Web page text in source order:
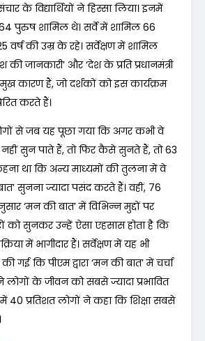
के विद्यार्थियों ने हिस्सा लिया। इनमें
पुरुष शामिल थे। सर्वे में शामिल 66
वर्ष की उम्र के रहे। सर्वेक्षण में शामिल
जानकारी’ और ‘देश के प्रति प्रधानमंत्री
कारण हैं, जो दर्शकों को इस कार्यक्रम
करते हैं।
से जब यह पूछा गया कि अगर कभी वे
सुन पाते हैं, तो फिर कैसे सुनते हैं, तो 63
था कि अन्य माध्यमों की तुलना में वे
सुनना ज्यादा पसंद करते हैं। वहीं, 76
‘मन की बात’ में विभिन्न मुद्दों पर
को सुनकर उन्हें ऐसा एहसास होता है कि
में भागीदार हैं। सर्वेक्षण में यह भी
कि पीएम द्वारा ‘मन की बात’ में चर्चा
के जीवन को सबसे ज्यादा प्रभावित
40 प्रतिशत लोगों ने कहा कि शिक्षा सबसे